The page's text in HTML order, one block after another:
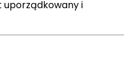
uporządkowany i